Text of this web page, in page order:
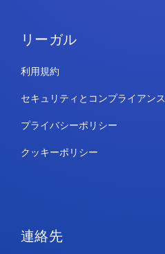
リーガル
利用規約
セキュリティとコンプライアンス
プライバシーポリシー
クッキーポリシー
連絡先